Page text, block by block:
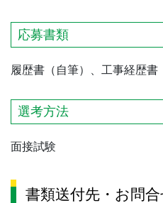
応募書類
履歴書（自筆）、工事経歴書
選考方法
面接試験
書類送付先・お問